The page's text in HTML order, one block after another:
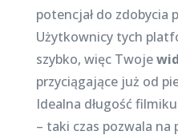
potencjał do zdobycia
Użytkownicy tych
szybko, więc Twoje
przyciągające już od
Idealna długość
– taki czas pozwala na